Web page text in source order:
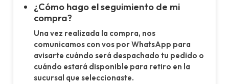
¿Cómo hago el seguimiento de mi
compra?
Una vez realizada la compra, nos
comunicamos con vos por WhatsApp para
avisarte cuándo será despachado tu pedido o
cuándo estará disponible para retiro en la
sucursal que seleccionaste.